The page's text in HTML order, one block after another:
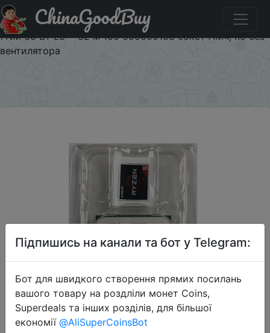
Придбати по акціи Процессор AMD Ryzen 5 3500X R5
3500X 3,6 ГГц, шесть ядер, шесть потоков, процессор
7NM 65 Вт L3 = 32 м 100 000000158 сокет AM4, но без
вентилятора
ChinaGoodBuy
Підпишись на канали та бот у Telegram:
Бот для швидкого створення прямих посилань
вашого товару на роздліли монет Coins,
Superdeals та інших розділів, для більшої
економії @AliSuperCoinsBot